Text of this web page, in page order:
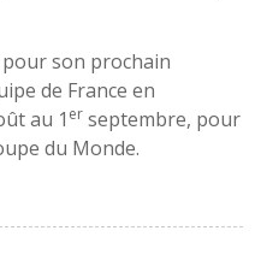
pour son prochain
de France en
au 1 er septembre, pour
du Monde.